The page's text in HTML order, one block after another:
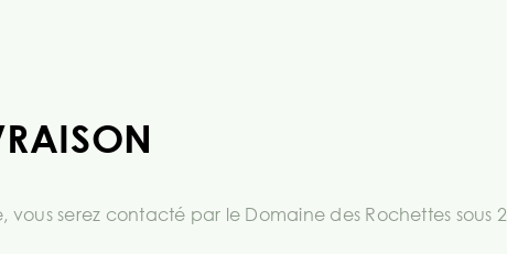
serez contacté par le Domaine des Rochettes sous